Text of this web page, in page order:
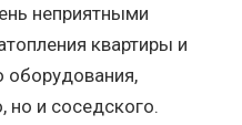
неприятными
квартиры и
оборудования,
но и соседского.